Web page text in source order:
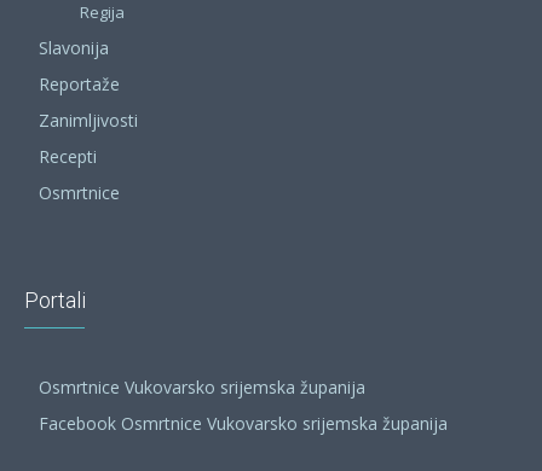
Regija
Slavonija
Reportaže
Zanimljivosti
Recepti
Osmrtnice
Portali
Osmrtnice Vukovarsko srijemska županija
Facebook Osmrtnice Vukovarsko srijemska županija